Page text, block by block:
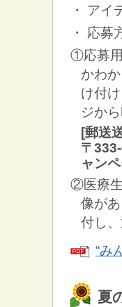
・ ア
・ 応募
①応募用
かわ
け付
ジか
[郵送
〒
ャン
②医療生
像が
付し、
“み
夏